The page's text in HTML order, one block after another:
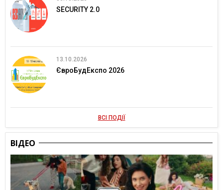
SECURITY 2.0
13.10.2026
ЄвроБудЕкспо 2026
ВСІ ПОДІЇ
ВІДЕО